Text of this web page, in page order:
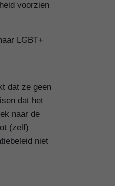
voorzien
LGBT+
dat ze geen
dat het
naar de
(zelf)
niet